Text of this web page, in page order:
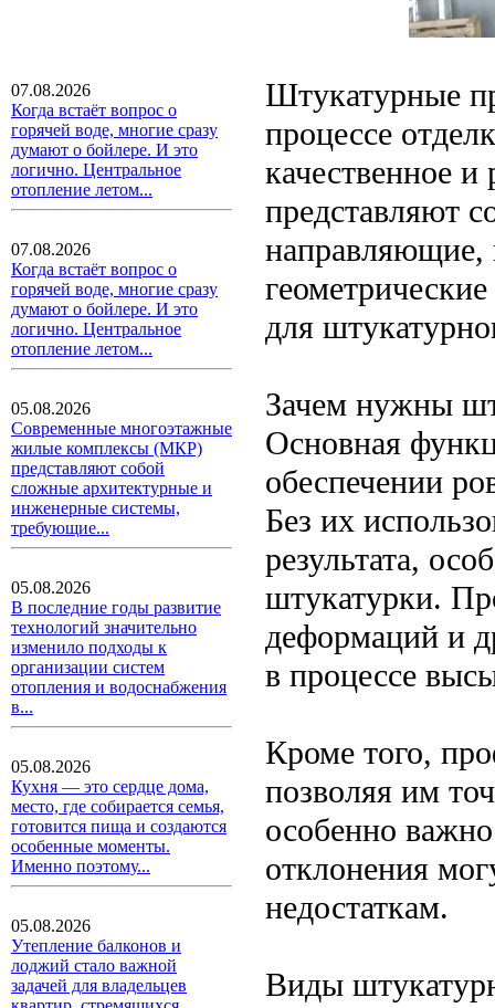
07.08.2026
Когда встаёт вопрос о
горячей воде, многие сразу
думают о бойлере. И это
логично. Центральное
отопление летом...
07.08.2026
Когда встаёт вопрос о
горячей воде, многие сразу
думают о бойлере. И это
логично. Центральное
отопление летом...
05.08.2026
Современные многоэтажные
жилые комплексы (МКР)
представляют собой
сложные архитектурные и
инженерные системы,
требующие...
05.08.2026
В последние годы развитие
технологий значительно
изменило подходы к
организации систем
отопления и водоснабжения
в...
05.08.2026
Кухня — это сердце дома,
место, где собирается семья,
готовится пища и создаются
особенные моменты.
Именно поэтому...
05.08.2026
Утепление балконов и
лоджий стало важной
задачей для владельцев
Штукатурные
процессе
качественное
представляют
направляющие,
для
Зачем нужны
Основная
обеспечении
Без их
результата,
штукатурки.
деформаций и
в процессе
Кроме того,
позволяя им
особенно
отклонения
недостаткам.
Виды